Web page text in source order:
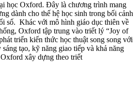
học Oxford. Đây là chương trình mang
dành cho thế hệ học sinh trong bối cảnh
số. Khác với mô hình giáo dục thiên về
Oxford tập trung vào triết lý “Joy of
triển kiến thức học thuật song song với
tạo, kỹ năng giao tiếp và khả năng
xây dựng theo triết